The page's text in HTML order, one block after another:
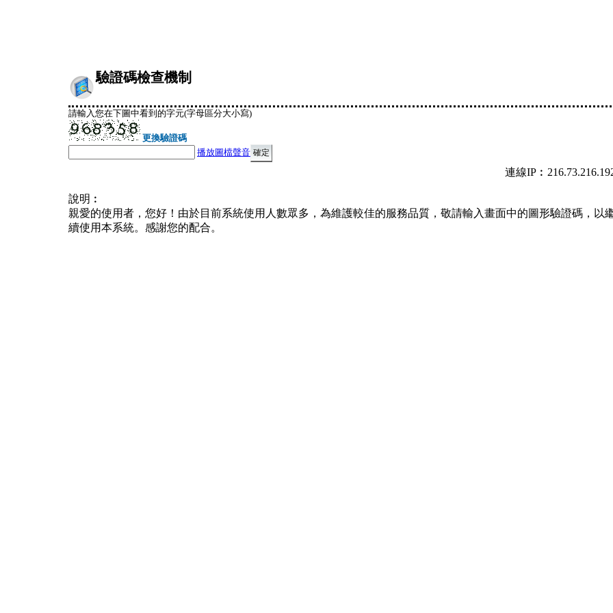
驗證碼檢查機制
請輸入您在下圖中看到的字元(字母區分大小寫)
更換驗證碼
播放圖檔聲音
連線
說明︰
親愛的使用者，您好！由於目前系統使用人數眾多，為維護較佳的服務品質，敬請輸入畫面中的圖形驗證碼，以
續使用本系統。感謝您的配合。